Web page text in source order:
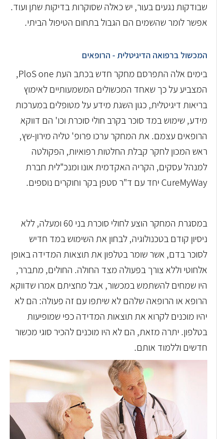
שבודקות נגעים בעור, יש כאלה שסוקרות בדיקות שתן ועוד.
אפשר לומר שהשמים הם הגבול בתחום הטיפול הביתי.
המכשול ברפואה הדיגיטלית - הרופאים
בימים אלה התפרסם מחקר חדש בכתב העת PloS one,
המצביע על כך שאחד המכשולים המשמעותיים לאימוץ
בריאות דיגיטלית, כגון השגת מידע על מטופלים במערכות
מידע, שימוש במד סוכר בקרב חולי סוכרת וכו' הם דווקא
הרופאים עצמם. את המחקר ערכו פרופ' טליה מירון-שץ,
ראש המכון לחקר קבלת החלטות רפואיות, הפקולטה
למנהל עסקים, הקריה האקדמית אונו ומנכ"לית חברת
CureMyWay יחד עם ד"ר סטפן בקר וחוקרים נוספים.
במסגרת המחקר הוצע לחולי סוכרת בני 60 ומעלה, ללא
ניסיון קודם בטכנולוגיה, לבחון את השימוש במד חדיש
לסוכר בדם, אשר שומר בטלפון את תוצאות המדידה באופן
אלחוטי וללא צורך בפעולה מצד החולה. החולים, מתברר,
היו שמחים להשתמש במכשור, אבל מחציתם אמרו שדווקא
הרופא או הרופאה שלהם לא שיתפו עם זה פעולה: הם לא
יהיו מוכנים לקרוא את תוצאות המדידה כפי שמופיעות
בטלפון. יתרה מזאת, הם לא היו מוכנים להכיר סוגי מכשור
חדשים וללמוד אותם.